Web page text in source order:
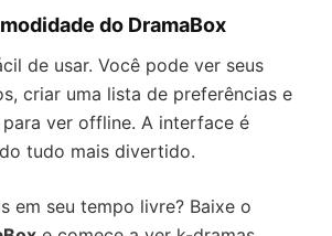
do DramaBox
de usar. Você pode ver seus
criar uma lista de preferências e
ver offline. A interface é
tudo mais divertido.
em seu tempo livre? Baixe o